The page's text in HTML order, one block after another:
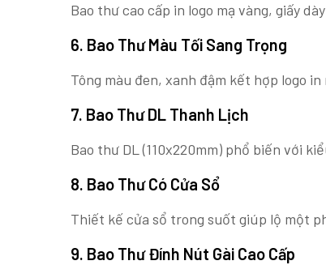
Bao thư cao cấp in logo mạ vàng, giấy
6. Bao Thư Màu Tối Sang Trọng
Tông màu đen, xanh đậm kết hợp logo
7. Bao Thư DL Thanh Lịch
Bao thư DL (110x220mm) phổ biến với
8. Bao Thư Có Cửa Sổ
Thiết kế cửa sổ trong suốt giúp lộ một
9. Bao Thư Đính Nút Gài Cao Cấp